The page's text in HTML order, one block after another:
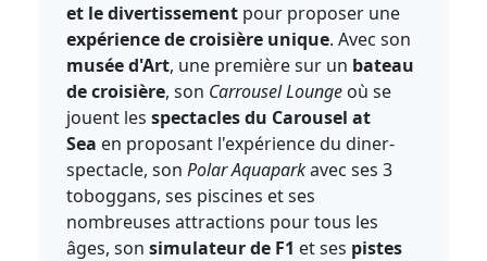
et le divertissement pour proposer une
expérience de croisière unique. Avec son
musée d'Art, une première sur un bateau
de croisière, son Carrousel Lounge où se
jouent lesspectacles du Carousel at
Sea en proposant l'expérience du diner-
spectacle, sonPolar Aquaparkavec ses 3
toboggans, ses piscines et ses
nombreuses attractions pour tous les
âges, sonsimulateur de F1 et ses pistes